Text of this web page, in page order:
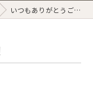
いつもありがとうございます！